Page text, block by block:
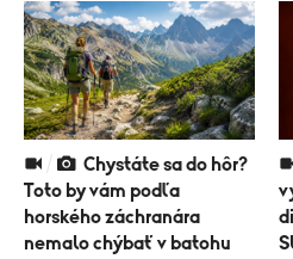
Toto by vám podľa
horského záchranára
nemalo chýbať v batohu